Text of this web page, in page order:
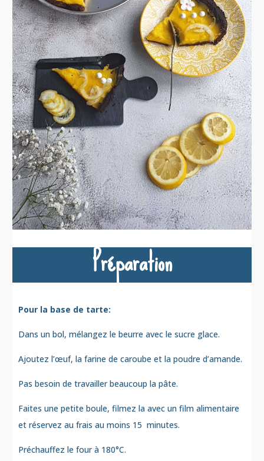
Préparation
Pour la base de tarte:
Dans un bol, mélangez le beurre avec le sucre glace.
Ajoutez l’œuf, la farine de caroube et la poudre d’amande.
Pas besoin de travailler beaucoup la pâte.
Faites une petite boule, filmez la avec un film alimentaire
et réservez au frais au moins 15 minutes.
Préchauffez le four à 180°C.